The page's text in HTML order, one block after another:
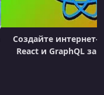
Создайте интернет-
React и GraphQL за